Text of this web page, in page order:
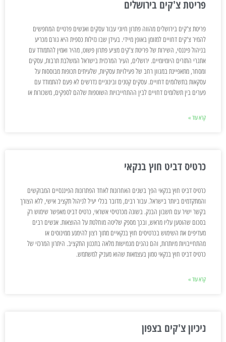
פריטת צ'קים בירושלים
פריטת צ'קים בירושלים מהווה פתרון חיוני עבור עסקים ואנשים פרטיים המחפשים
להמיר צ'קים דחויים למזומן באופן מיידי. בעידן שבו נזילות כספית היא גורם מכריע
בניהול פיננסי, השירות של פריטת צ'קים מציע פתרון פשוט, מהיר ואמין להתמודד עם
אתגרי התזרים היומיומיים. ירושלים, העיר המרכזית בישראל המשלבת תרבות, עסקים
ומסחר, מתאפיינת במגוון רחב של פעילויות עסקיות, שלעיתים תכופות מבוססות על
עסקאות בתשלומים דחויים. עסקים קטנים ובינוניים נדרשים לא פעם להתמודד עם
פערים בין תשלומים דחויים לבין ההתחייבויות השוטפות שלהם לספקים, משכורות או
קרא עוד »
כרטיס דביט חוץ בנקאי
כרטיס דביט חוץ בנקאי הפך בשנים האחרונות לאחד הפתרונות הפיננסיים המבוקשים
והמתקדמים ביותר בישראל. עבור רבים, מדובר בכלי יעיל לניהול תקציב אישי, ללא הצורך
בקשר ישיר עם חשבון הבנק. בשונה מכרטיסי אשראי, כרטיס דביט מאפשר שימוש רק
בסכום שהוטען עליו מראש, ובכך מספק שליטה מוחלטת על ההוצאות. אנשים רבים
מעדיפים את השימוש בכרטיסים חוץ בנקאיים מתוך רצון להימנע ממינוסים או
מהתחייבויות מיותרות, והם נהנים מגמישות מלאה בתכנון התקציב. היתרון המרכזי של
כרטיס דביט חוץ בנקאי טמון בעצמאות שהוא מעניק למשתמש.
קרא עוד »
ניכיון צ'קים בצפון